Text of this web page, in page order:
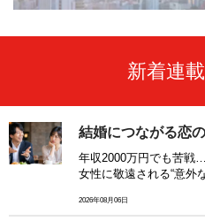
新着連載
結婚につながる恋
年収2000万円でも苦戦
女性に敬遠される“意外
2026年08月06日